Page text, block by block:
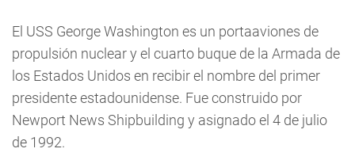
El USS George Washington es un portaaviones de
propulsión nuclear y el cuarto buque de la Armada de
los Estados Unidos en recibir el nombre del primer
presidente estadounidense. Fue construido por
Newport News Shipbuilding y asignado el 4 de julio
de 1992.